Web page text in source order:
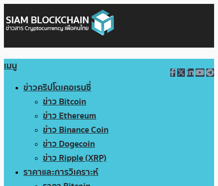
เมนู
ข่าวคริปโตเคอเรนซี่
ข่าว Bitcoin
ข่าว Ethereum
ข่าว Binance Coin
ข่าว Dogecoin
ข่าว Ripple (XRP)
ราคาและการวิเคราะห์